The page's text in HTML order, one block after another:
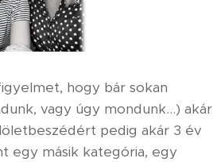
hogy bár sokan
vagy úgy mondunk...) akár
pedig akár 3 év
egy másik kategória, egy